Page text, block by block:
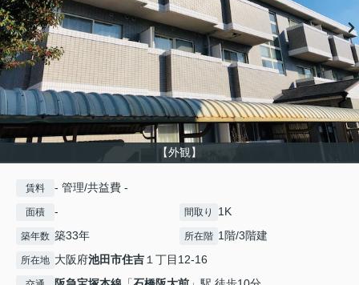
【外観】
賃料 - 管理/共益費 -
面積 - 間取り 1K
築年数 築33年 所在階 1階/3階建
所在地 大阪府池田市住吉１丁目12-16